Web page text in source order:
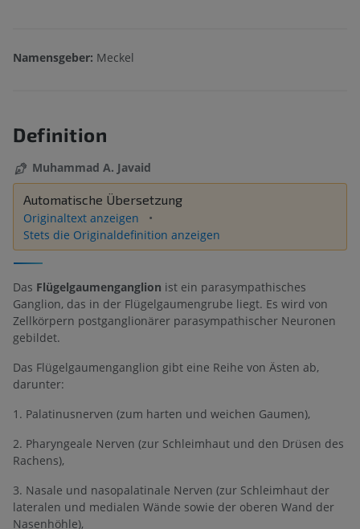
Namensgeber: Meckel
Definition
Muhammad A. Javaid
Automatische Übersetzung
Originaltext anzeigen
Stets die Originaldefinition anzeigen
Das Flügelgaumenganglion ist ein parasympathisches
Ganglion, das in der Flügelgaumengrube liegt. Es wird von
Zellkörpern postganglionärer parasympathischer Neuronen
gebildet.
Das Flügelgaumenganglion gibt eine Reihe von Ästen ab,
darunter:
1. Palatinusnerven (zum harten und weichen Gaumen),
2. Pharyngeale Nerven (zur Schleimhaut und den Drüsen des
Rachens),
3. Nasale und nasopalatinale Nerven (zur Schleimhaut der
lateralen und medialen Wände sowie der oberen Wand der
Nasenhöhle),